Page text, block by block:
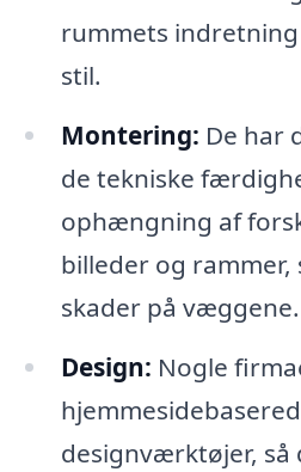
rummets
stil.
Montering: De har
de tekniske
ophængning af
billeder og rammer,
skader på væggene.
Design: Nogle
designværktøjer, så